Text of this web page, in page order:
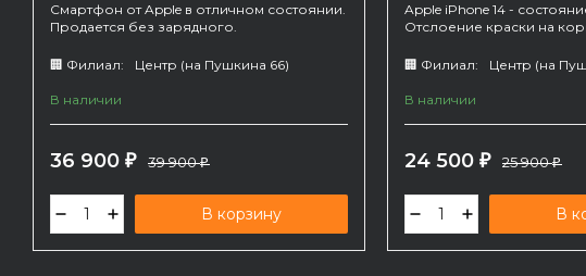
Смартфон от Apple в отличном состоянии.
Продается без зарядного.
🏢 Филиал: Центр (на Пушкина 66)
В наличии
36 900 ₽ 39 900₽
В корзину
Apple iPhone 14 -
Отслоение краски на
Продается без
🏢 Филиал: Центр (на
В наличии
24 500 ₽ 25 900₽
В